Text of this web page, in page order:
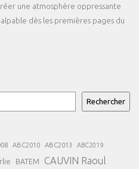
une atmosphère oppressante
dès les premières pages du
Rechercher
ABC2010 ABC2013 ABC2019
BATEM CAUVIN Raoul